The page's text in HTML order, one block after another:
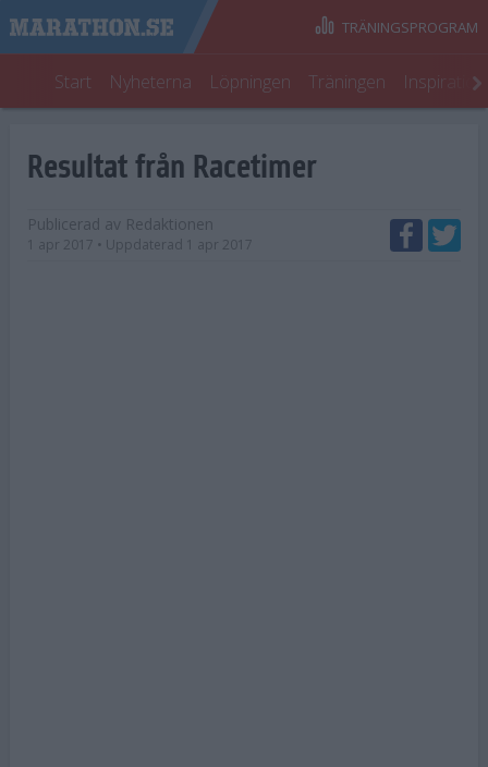
Start Nyheterna Löpningen Träningen
TRÄNINGSPROGRAM
Resultat från Racetimer
Publicerad av Redaktionen
1 apr 2017 • Uppdaterad 1 apr 2017